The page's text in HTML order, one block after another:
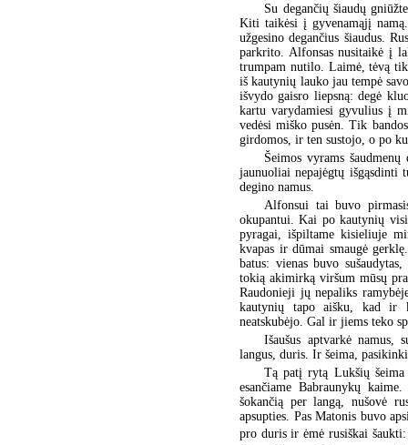
Su degančių šiaudų
Kiti taikėsi į gyvenamąjį
užgesino degančius šiaudus.
parkrito. Alfonsas nusitaikė į
trumpam nutilo. Laimė, tėvą
iš kautynių lauko jau tempė
išvydo gaisro liepsną: degė
kartu varydamiesi gyvulius į
vedėsi miško pusėn. Tik
girdomos, ir ten sustojo, o po
Šeimos vyrams
jaunuoliai nepajėgtų
degino namus.
Alfonsui tai buvo
okupantui. Kai po kautynių
pyragai, išpiltame kisieliuje
kvapas ir dūmai smaugė
batus: vienas buvo
tokią akimirką viršum mūsų
Raudonieji jų nepaliks
kautynių tapo aišku, kad ir
neatskubėjo. Gal ir jiems teko
Išaušus aptvarkė namus,
langus, duris. Ir šeima,
Tą patį rytą Lukšių
esančiame Babraunykų
šokančią per langą, nušovė
apsupties. Pas Matonis buvo
pro duris ir ėmė rusiškai šaukti: